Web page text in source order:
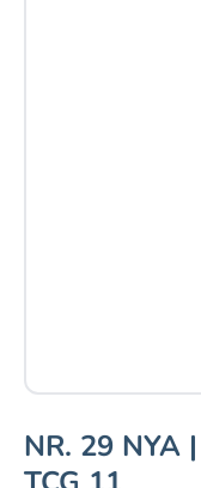
NR. 29 NYA